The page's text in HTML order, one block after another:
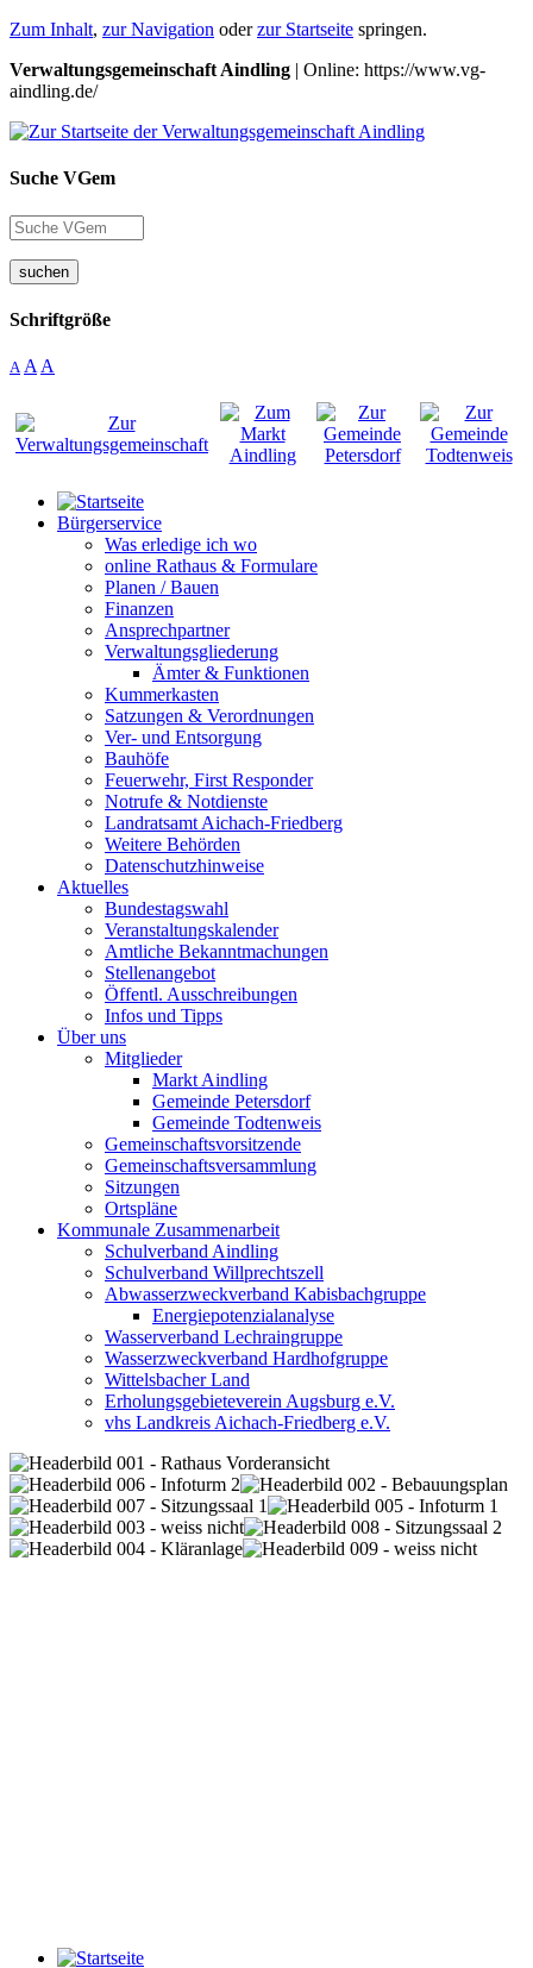
Zum Inhalt, zur Navigation oderzur Startseite springen.
Verwaltungsgemeinschaft Aindling | Online: https://www.vg-
aindling.de/
Suche VGem
suchen
Schriftgröße
A A A
Bürgerservice
Was erledige ich wo
online Rathaus & Formulare
Planen / Bauen
Finanzen
Ansprechpartner
Verwaltungsgliederung
Ämter & Funktionen
Kummerkasten
Satzungen & Verordnungen
Ver- und Entsorgung
Bauhöfe
Feuerwehr, First Responder
Notrufe & Notdienste
Landratsamt Aichach-Friedberg
Weitere Behörden
Datenschutzhinweise
Aktuelles
Bundestagswahl
Veranstaltungskalender
Amtliche Bekanntmachungen
Stellenangebot
Öffentl. Ausschreibungen
Infos und Tipps
Über uns
Mitglieder
Markt Aindling
Gemeinde Petersdorf
Gemeinde Todtenweis
Gemeinschaftsvorsitzende
Gemeinschaftsversammlung
Sitzungen
Ortspläne
Kommunale Zusammenarbeit
Schulverband Aindling
Schulverband Willprechtszell
Abwasserzweckverband Kabisbachgruppe
Energiepotenzialanalyse
Wasserverband Lechraingruppe
Wasserzweckverband Hardhofgruppe
Wittelsbacher Land
Erholungsgebieteverein Augsburg e.V.
vhs Landkreis Aichach-Friedberg e.V.